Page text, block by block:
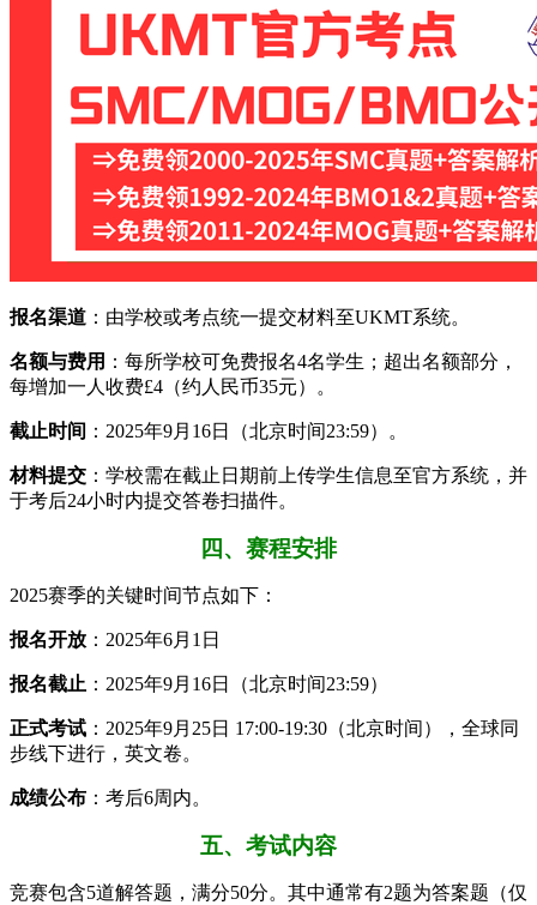
​报名渠道​ ​：由学校或考点统一提交材料至UKMT系统。
​名额与费用​ ​：每所学校可免费报名4名学生；超出名额部分，
每增加一人收费£4（约人民币35元）。
​截止时间​ ​：2025年9月16日（北京时间23:59）。
​材料提交​ ​：学校需在截止日期前上传学生信息至官方系统，并
于考后24小时内提交答卷扫描件。
四、赛程安排
2025赛季的关键时间节点如下：
​报名开放​ ​：2025年6月1日
​报名截止​ ​：2025年9月16日（北京时间23:59）
​正式考试​ ​：2025年9月25日 17:00-19:30（北京时间），全球同
步线下进行，英文卷。
​成绩公布​ ​：考后6周内。
五、考试内容
竞赛包含5道解答题，满分50分。其中通常有2题为答案题（仅